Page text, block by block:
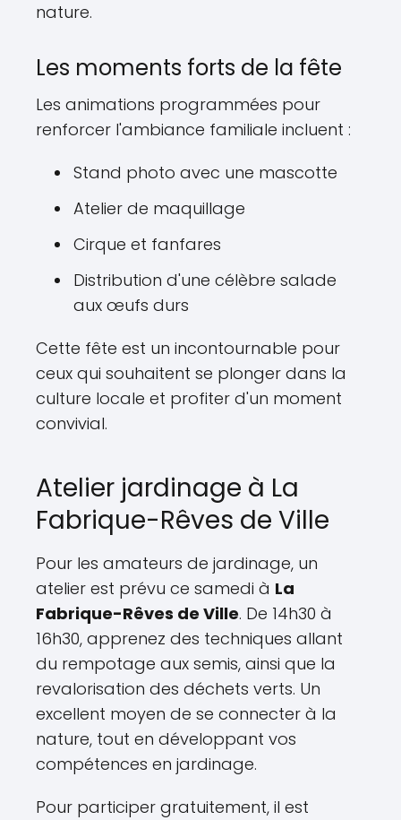
nature.
Les moments forts de la fête
Les animations programmées pour
renforcer l'ambiance familiale incluent :
Stand photo avec une mascotte
Atelier de maquillage
Cirque et fanfares
Distribution d'une célèbre salade
aux œufs durs
Cette fête est un incontournable pour
ceux qui souhaitent se plonger dans la
culture locale et profiter d'un moment
convivial.
Atelier jardinage à La
Fabrique-Rêves de Ville
Pour les amateurs de jardinage, un
atelier est prévu ce samedi à La
Fabrique-Rêves de Ville. De 14h30 à
16h30, apprenez des techniques allant
du rempotage aux semis, ainsi que la
revalorisation des déchets verts. Un
excellent moyen de se connecter à la
nature, tout en développant vos
compétences en jardinage.
Pour participer gratuitement, il est